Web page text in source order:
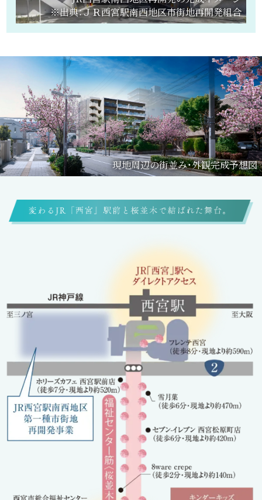
※出典：ＪＲ西宮駅南西地区市街地再開発組合
現地周辺の街並み・外観完成予想図